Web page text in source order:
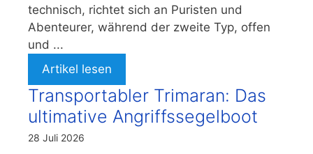
technisch, richtet sich an Puristen und
Abenteurer, während der zweite Typ, offen
und ...
Artikel lesen
Transportabler Trimaran: Das
ultimative Angriffssegelboot
28 Juli 2026